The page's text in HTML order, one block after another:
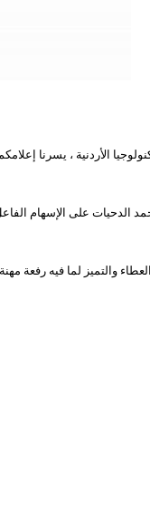
الأردنية ، يسرنا
الدحيات على الإسهام
والتميز لما فيه رفعة